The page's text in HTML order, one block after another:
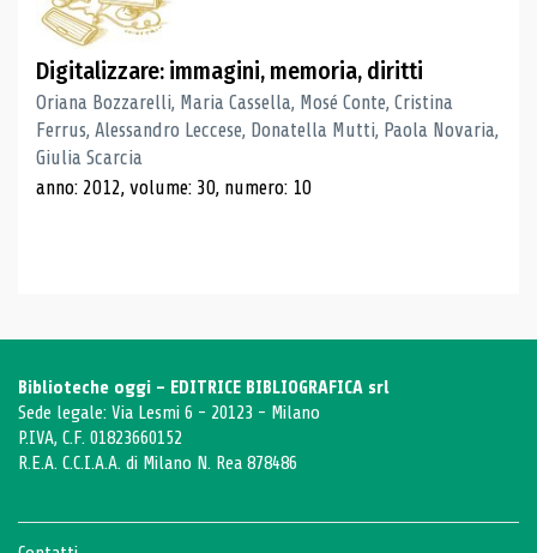
Digitalizzare: immagini, memoria, diritti
Oriana Bozzarelli, Maria Cassella, Mosé Conte, Cristina
Ferrus, Alessandro Leccese, Donatella Mutti, Paola Novaria,
Giulia Scarcia
anno: 2012, volume: 30, numero: 10
Biblioteche oggi - EDITRICE BIBLIOGRAFICA srl
Sede legale: Via Lesmi 6 - 20123 - Milano
P.IVA, C.F. 01823660152
R.E.A. C.C.I.A.A. di Milano N. Rea 878486